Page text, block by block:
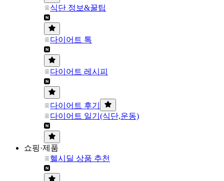
식단 정보&꿀팁
다이어트 톡
다이어트 레시피
다이어트 후기
다이어트 일기(식단,운동)
쇼핑·제품
헬시딜 상품 추천